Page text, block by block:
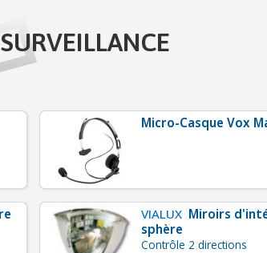
SURVEILLANCE
Micro-Casque Vox
VIALUX Miroirs
sphère
Contrôle 2 directions